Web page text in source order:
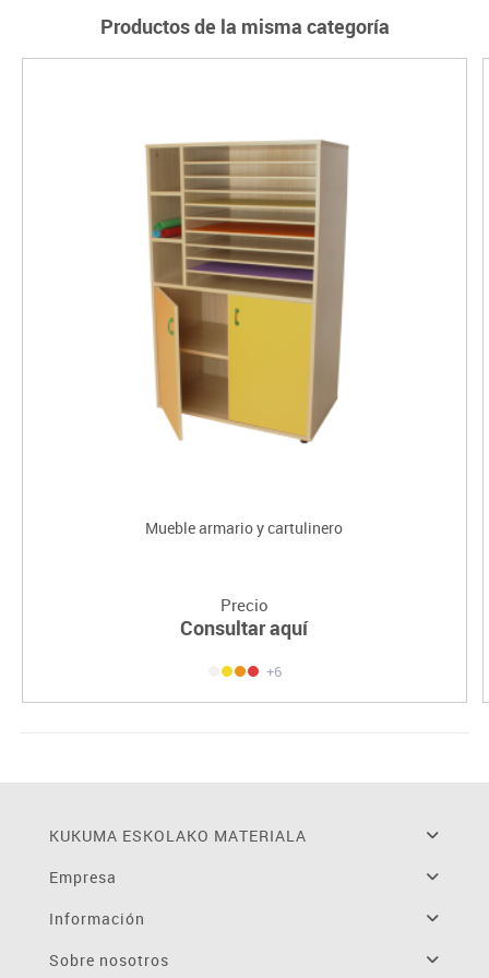
Productos de la misma categoría
Mueble armario y cartulinero
Precio
Consultar aquí
+6
KUKUMA ESKOLAKO MATERIALA
Empresa
Información
Sobre nosotros